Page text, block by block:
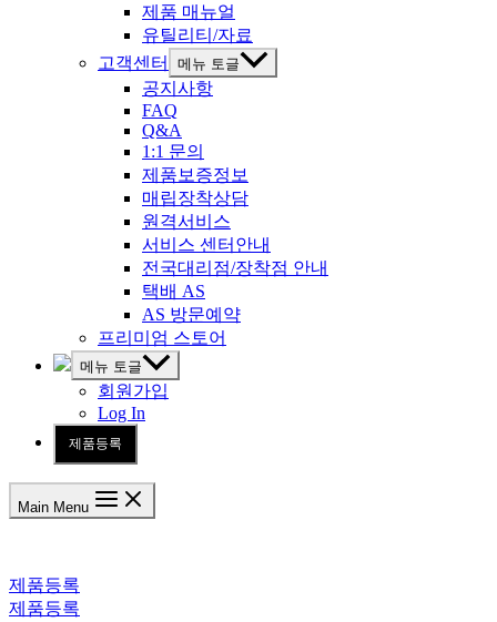
제품 매뉴얼
유틸리티/자료
고객센터
메뉴 토글
공지사항
FAQ
Q&A
1:1 문의
제품보증정보
매립장착상담
원격서비스
서비스 센터안내
전국대리점/장착점 안내
택배 AS
AS 방문예약
프리미엄 스토어
메뉴 토글
회원가입
Log In
제품등록
Main Menu
제품등록
제품등록